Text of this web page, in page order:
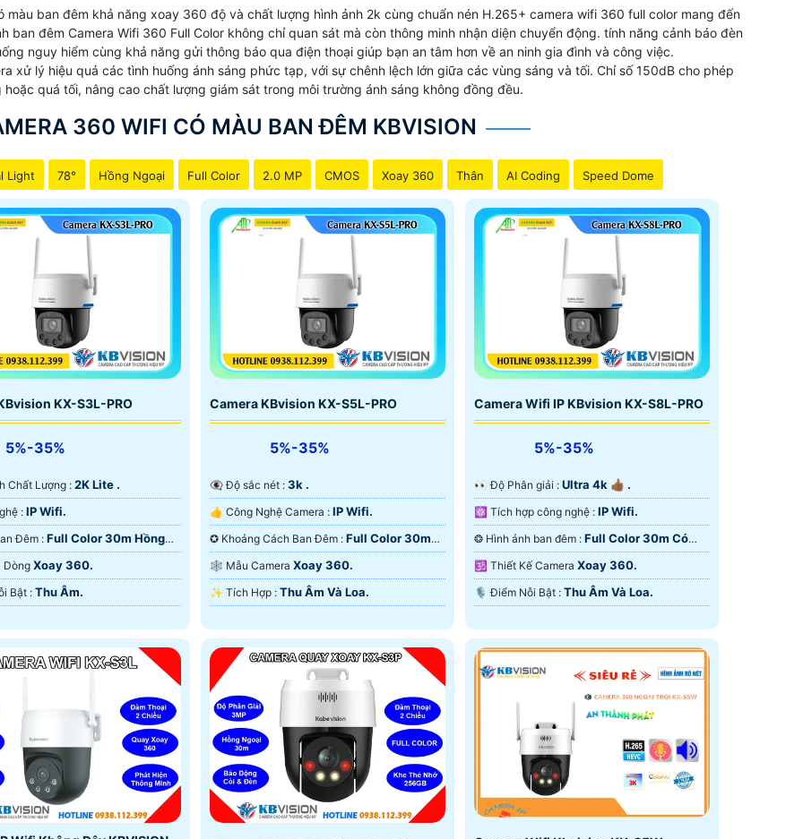
màu ban đêm khả năng xoay 360 độ và chất lượng hình ảnh 2k cùng chuẩn nén H.265+ camera wifi 360 full color mang đến
ban đêm Camera Wifi 360 Full Color không chỉ quan sát mà còn thông minh nhận diện chuyển động. tính năng cảnh báo đèn
nguy hiểm cùng khả năng gửi thông báo qua điện thoại giúp bạn an tâm hơn về an ninh gia đình và công việc.
xử lý hiệu quả các tình huống ánh sáng phức tạp, với sự chênh lệch lớn giữa các vùng sáng và tối. Chỉ số 150dB cho phép
quá tối, nâng cao chất lượng giám sát trong môi trường ánh sáng không đồng đều.
360 WIFI CÓ MÀU BAN ĐÊM KBVISION
Light 78° Hồng Ngoại Full Color 2.0 MP CMOS Xoay 360 Thân AI Coding Speed Dome
KX-S3L-PRO
5%-35%
Chất Lượng : 2K Lite .
⚒ Công Nghệ : IP Wifi.
🌔 Video Ban Đêm : Full Color 30m Hồng
DòngXoay 360.
️💫 Điểm Nỗi Bật : Thu Âm.
Camera KBvision KX-S5L-PRO
5%-35%
👁️‍🗨 Độ sắc nét : 3k .
👍 Công Nghệ Camera : IP Wifi.
✪ Khoảng Cách Ban Đêm : Full Color 30m
Có Màu Ban Ðêm.
🕸️ Mẫu Camera Xoay 360.
️✨ Tích Hợp : Thu Âm Và Loa.
Camera Wifi IP KBvision KX-S8L-PRO
5%-35%
️👀 Độ Phân giải : Ultra 4k 👍🏾 .
⚛️ Tích hợp công nghệ : IP Wifi.
❂ Hình ảnh ban đêm : Full Color 30m Có
Màu Ban Ðêm.
🕉️ Thiết Kế Camera Xoay 360.
️🎙 Điểm Nỗi Bật : Thu Âm Và Loa.